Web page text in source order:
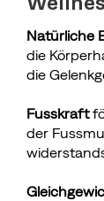
Natürliche
die
die
Fusskraft
der